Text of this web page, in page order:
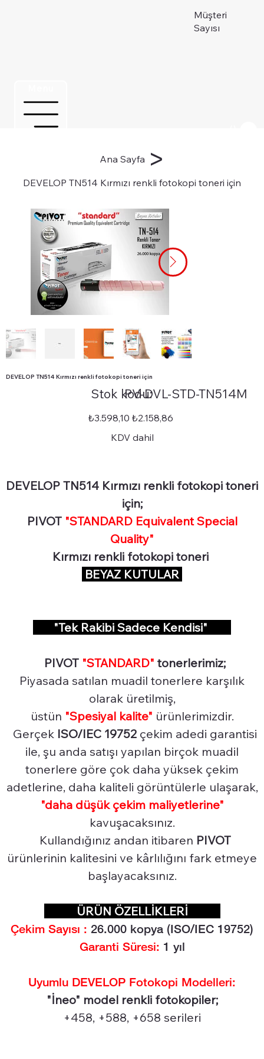
Müşteri
Sayısı
Ana Sayfa >
DEVELOP TN514 Kırmızı renkli fotokopi toneri için
DEVELOP TN514 Kırmızı renkli fotokopi toneri için
Stok kodu:
kodu:
STD-
TN514M
PV-DVL-STD-TN514M
Orijinal
fiyat
₺3.598,10 İndirimli
fiyat
₺2.158,86
KDV dahil
DEVELOP TN514 Kırmızı renkli fotokopi toneri
için;
PIVOT "STANDARD Equivalent Special
Quality"
Kırmızı renkli fotokopi toneri
BEYAZ KUTULAR
"Tek Rakibi Sadece Kendisi"
PIVOT "STANDARD" tonerlerimiz;
Piyasada satılan muadil tonerlere karşılık
olarak üretilmiş,
üstün "Spesiyal kalite" ürünlerimizdir.
Gerçek ISO/IEC 19752 çekim adedi garantisi
ile, şu anda satışı yapılan birçok muadil
tonerlere göre çok daha yüksek çekim
adetlerine, daha kaliteli görüntülerle ulaşarak,
"daha düşük çekim maliyetlerine"
kavuşacaksınız.
Kullandığınız andan itibaren PIVOT
ürünlerinin kalitesini ve kârlılığını fark etmeye
başlayacaksınız.
ÜRÜN ÖZELLİKLERİ
Çekim Sayısı : 26.000 kopya (ISO/IEC 19752)
Garanti Süresi: 1 yıl
Uyumlu DEVELOP Fotokopi Modelleri:
"İneo" model renkli fotokopiler;
+458, +588, +658 serileri